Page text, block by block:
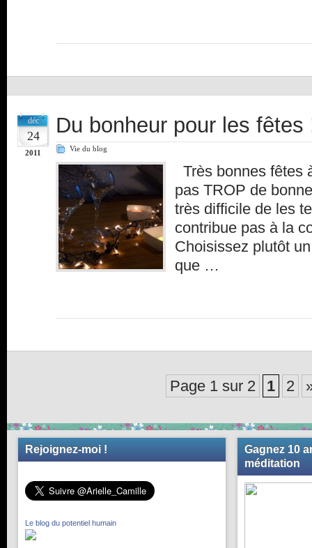
déc
24
2011
Du bonheur pour les fêtes
Vie du blog
Très bonnes
pas TROP de
très difficile de les
contribue pas à la
Choisissez plutôt
que …
Page 1 sur 2 1 2
Rejoignez-moi !
Le blog du potentiel humain
Gagnez 10
méditation